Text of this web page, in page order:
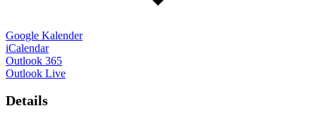
Google Kalender
iCalendar
Outlook 365
Outlook Live
Details